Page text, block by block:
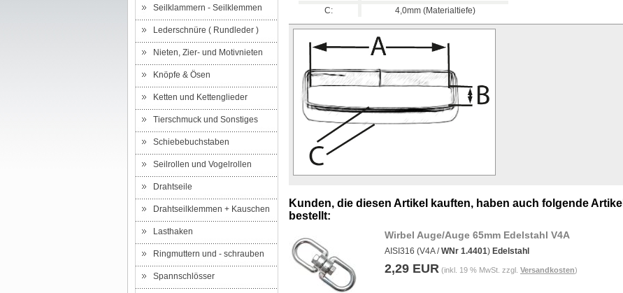
Seilklammern - Seilklemmen
Lederschnüre ( Rundleder )
Nieten, Zier- und Motivnieten
Knöpfe & Ösen
Ketten und Kettenglieder
Tierschmuck und Sonstiges
Schiebebuchstaben
Seilrollen und Vogelrollen
Drahtseile
Drahtseilklemmen + Kauschen
Lasthaken
Ringmuttern und - schrauben
Spannschlösser
C:
4,0mm (Materialtiefe)
Kunden, die diesen Artikel kauften, haben auch folgende Artikel
bestellt:
Wirbel Auge/Auge 65mm Edelstahl V4A
AISI316 (V4A /WNr 1.4401) Edelstahl
2,29 EUR (inkl. 19 % MwSt. zzgl. Versandkosten)